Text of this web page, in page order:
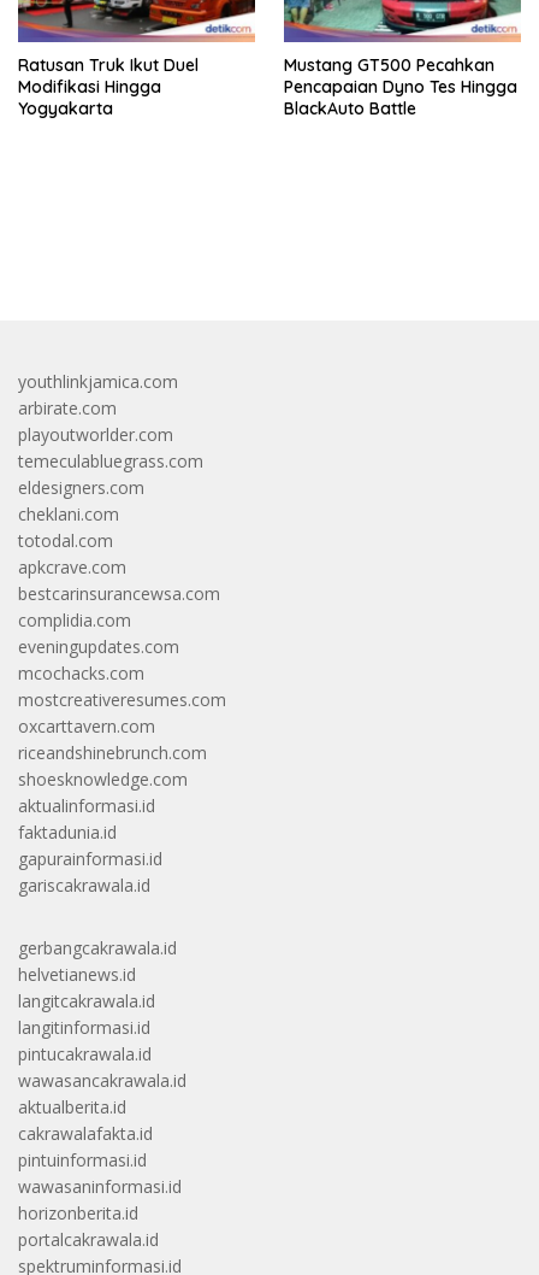
Ratusan Truk Ikut Duel
Modifikasi Hingga
Yogyakarta
Mustang GT500 Pecahkan
Pencapaian Dyno Tes Hingga
BlackAuto Battle
youthlinkjamica.com
arbirate.com
playoutworlder.com
temeculabluegrass.com
eldesigners.com
cheklani.com
totodal.com
apkcrave.com
bestcarinsurancewsa.com
complidia.com
eveningupdates.com
mcochacks.com
mostcreativeresumes.com
oxcarttavern.com
riceandshinebrunch.com
shoesknowledge.com
aktualinformasi.id
faktadunia.id
gapurainformasi.id
gariscakrawala.id
gerbangcakrawala.id
helvetianews.id
langitcakrawala.id
langitinformasi.id
pintucakrawala.id
wawasancakrawala.id
aktualberita.id
cakrawalafakta.id
pintuinformasi.id
wawasaninformasi.id
horizonberita.id
portalcakrawala.id
spektruminformasi.id